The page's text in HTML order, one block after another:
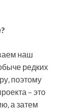
наш
редких
поэтому
– это
а затем